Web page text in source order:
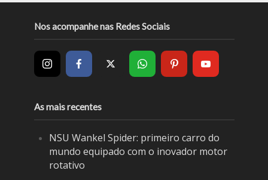
Nos acompanhe nas Redes Sociais
As mais recentes
NSU Wankel Spider: primeiro carro do
mundo equipado com o inovador motor
rotativo